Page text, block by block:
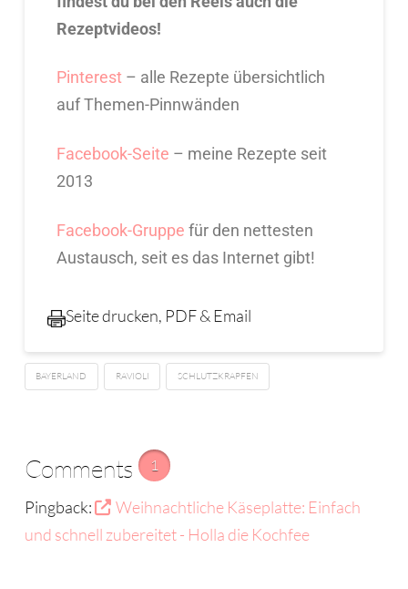
Rezeptvideos!
Pinterest– alle Rezepte übersichtlich
auf Themen-Pinnwänden
Facebook-Seite – meine Rezepte seit
2013
Facebook-Gruppe für den nettesten
Austausch, seit es das Internet gibt!
Seite drucken, PDF & Email
BAYERLAND RAVIOLI SCHLUTZKRAPFEN
Comments 1
Pingback:
Weihnachtliche Käseplatte: Einfach
und schnell zubereitet - Holla die Kochfee